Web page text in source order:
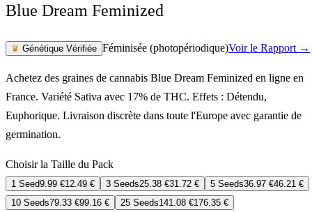
Blue Dream Feminized
♛ Génétique Vérifiée Féminisée (photopériodique)Voir le Rapport →
Achetez des graines de cannabis Blue Dream Feminized en ligne en
France. Variété Sativa avec 17% de THC. Effets : Détendu,
Euphorique. Livraison discrète dans toute l'Europe avec garantie de
germination.
Choisir la Taille du Pack
1 Seed9.99 €12.49 € 3 Seeds25.38 €31.72 € 5 Seeds36.97 €46.21 €
10 Seeds79.33 €99.16 € 25 Seeds141.08 €176.35 €